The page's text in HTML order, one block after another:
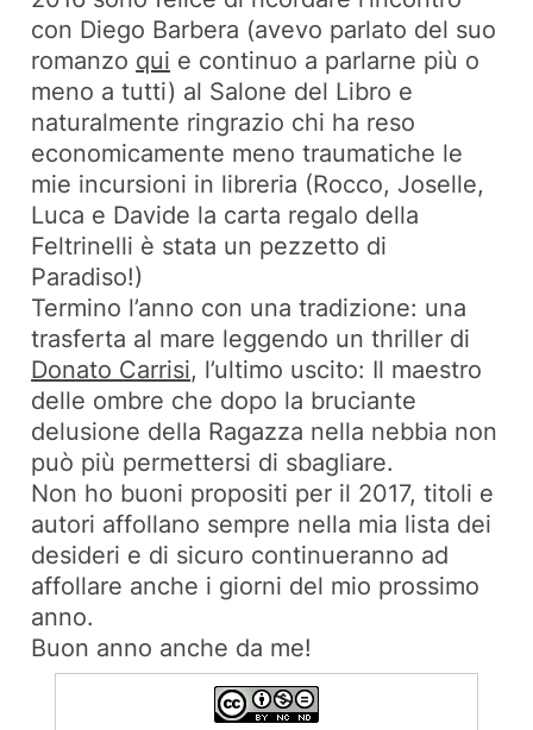
con Diego Barbera (avevo parlato del suo
romanzo qui e continuo a parlarne più o
meno a tutti) al Salone del Libro e
naturalmente ringrazio chi ha reso
economicamente meno traumatiche le
mie incursioni in libreria (Rocco, Joselle,
Luca e Davide la carta regalo della
Feltrinelli è stata un pezzetto di
Paradiso!)
Termino l’anno con una tradizione: una
trasferta al mare leggendo un thriller di
Donato Carrisi, l’ultimo uscito: Il maestro
delle ombre che dopo la bruciante
delusione della Ragazza nella nebbia non
può più permettersi di sbagliare.
Non ho buoni propositi per il 2017, titoli e
autori affollano sempre nella mia lista dei
desideri e di sicuro continueranno ad
affollare anche i giorni del mio prossimo
anno.
Buon anno anche da me!